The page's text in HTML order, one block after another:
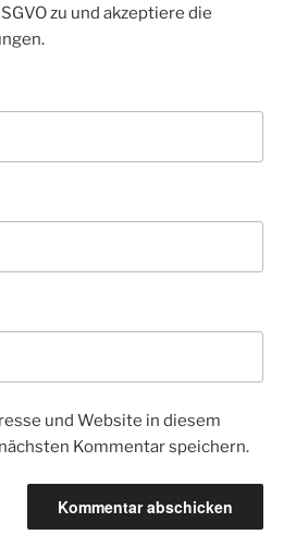
zu und akzeptiere die
und Website in diesem
Kommentar speichern.